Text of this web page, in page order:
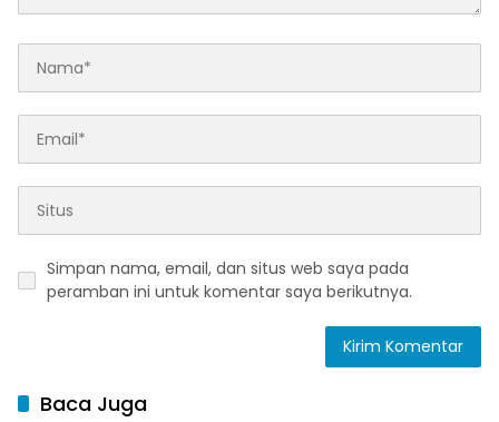
Simpan nama, email, dan situs web saya pada
peramban ini untuk komentar saya berikutnya.
Baca Juga